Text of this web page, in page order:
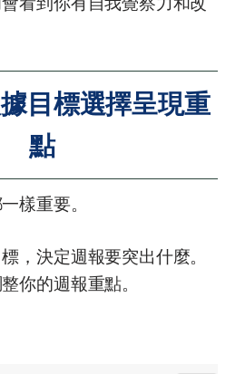
目標選擇呈現重
點
樣重要。
，決定週報要突出什麼。
你的週報重點。